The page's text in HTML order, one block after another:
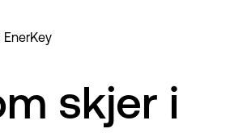
EnerKey
skjer i